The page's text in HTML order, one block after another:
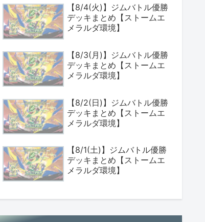
【8/4(火)】ジムバトル優勝
デッキまとめ【ストームエ
メラルダ環境】
【8/3(月)】ジムバトル優勝
デッキまとめ【ストームエ
メラルダ環境】
【8/2(日)】ジムバトル優勝
デッキまとめ【ストームエ
メラルダ環境】
【8/1(土)】ジムバトル優勝
デッキまとめ【ストームエ
メラルダ環境】